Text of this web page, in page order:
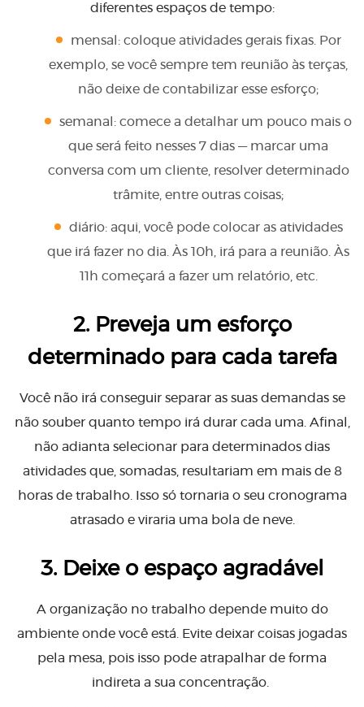
diferentes espaços de tempo:
mensal: coloque atividades gerais fixas. Por
exemplo, se você sempre tem reunião às terças,
não deixe de contabilizar esse esforço;
semanal: comece a detalhar um pouco mais o
que será feito nesses 7 dias — marcar uma
conversa com um cliente, resolver determinado
trâmite, entre outras coisas;
diário: aqui, você pode colocar as atividades
que irá fazer no dia. Às 10h, irá para a reunião. Às
11h começará a fazer um relatório, etc.
2. Preveja um esforço
determinado para cada tarefa
Você não irá conseguir separar as suas demandas se
não souber quanto tempo irá durar cada uma. Afinal,
não adianta selecionar para determinados dias
atividades que, somadas, resultariam em mais de 8
horas de trabalho. Isso só tornaria o seu cronograma
atrasado e viraria uma bola de neve.
3. Deixe o espaço agradável
A organização no trabalho depende muito do
ambiente onde você está. Evite deixar coisas jogadas
pela mesa, pois isso pode atrapalhar de forma
indireta a sua concentração.